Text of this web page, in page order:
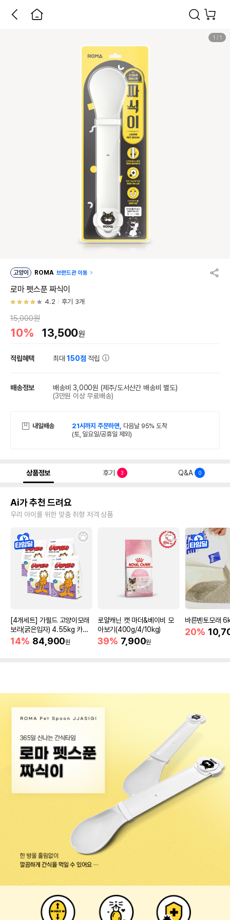
1 / 1
고양이 ROMA 브랜드관 이동
로마 펫스푼 짜식이
4.2 후기 3개
15,000원
10% 13,500원
적립혜택 최대150점 적립
배송정보 배송비 3,000원 (제주/도서산간 배송비 별도)
(3만원 이상 무료배송)
내일배송 21시까지 주문하면, 다음날 95% 도착
(토, 일요일/공휴일 제외)
상품정보 후기 3 Q&A 0
Ai가 추천 드려요
우리 아이를 위한 맞춤 취향 저격 상품
[4개세트] 가필드 고양이모래
보라(굵은입자) 4.55kg 카사
바모래
14% 84,900원
로얄캐닌 캣 마더&베이비 모
아보기(400g/4/10kg)
39% 7,900원
바른벤토모래
20%